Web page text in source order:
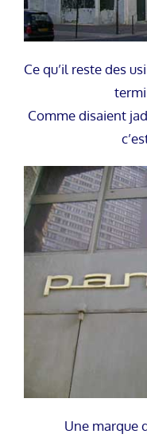
Ce qu’il reste des
Comme disaient
Une marque